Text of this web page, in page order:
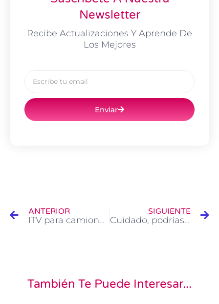
Newsletter
Recibe Actualizaciones Y Aprende De
Los Mejores
Enviar
ANTERIOR
ITV para camiones: ¿en qué se diferencia?
SIGUIENTE
Cuidado, podrías tener la ITV caducada y no saberlo
También Te Puede Interesar...